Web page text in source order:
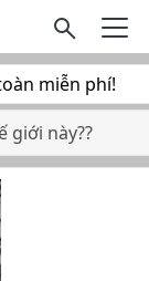
miễn phí!
giới này??